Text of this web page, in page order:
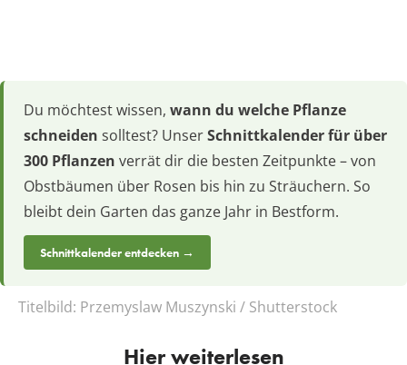
Du möchtest wissen, wann du welche Pflanze
schneiden solltest? UnserSchnittkalender für über
300 Pflanzen verrät dir die besten Zeitpunkte – von
Obstbäumen über Rosen bis hin zu Sträuchern. So
bleibt dein Garten das ganze Jahr in Bestform.
Schnittkalender entdecken →
Titelbild: Przemyslaw Muszynski / Shutterstock
Hier weiterlesen